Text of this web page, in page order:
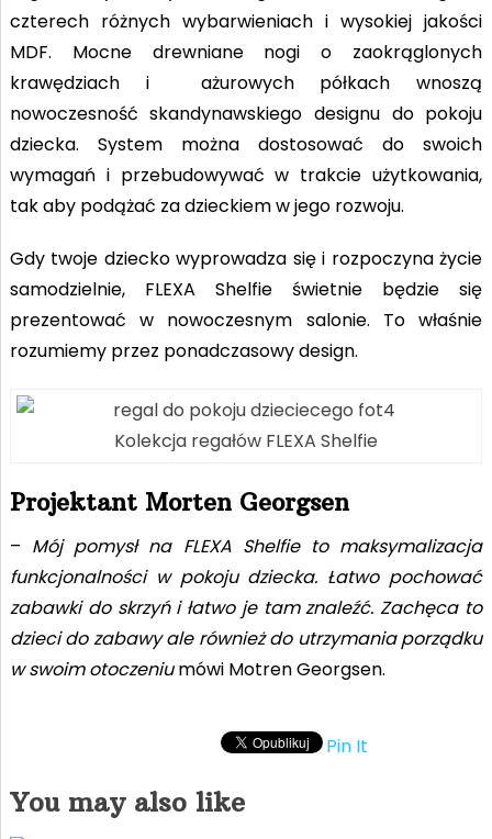
czterech różnych wybarwieniach i wysokiej jakości
MDF. Mocne drewniane nogi o zaokrąglonych
krawędziach i ażurowych półkach wnoszą
nowoczesność skandynawskiego designu do pokoju
dziecka. System można dostosować do swoich
wymagań i przebudowywać w trakcie użytkowania,
tak aby podążać za dzieckiem w jego rozwoju.
Gdy twoje dziecko wyprowadza się i rozpoczyna życie
samodzielnie, FLEXA Shelfie świetnie będzie się
prezentować w nowoczesnym salonie. To właśnie
rozumiemy przez ponadczasowy design.
Kolekcja regałów FLEXA Shelfie
Projektant Morten Georgsen
– Mój pomysł na FLEXA Shelfie to maksymalizacja
funkcjonalności w pokoju dziecka. Łatwo pochować
zabawki do skrzyń i łatwo je tam znaleźć. Zachęca to
dzieci do zabawy ale również do utrzymania porządku
w swoim otoczeniumówi Motren Georgsen.
Pin It
You may also like